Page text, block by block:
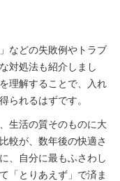
などの失敗例やトラブ
対処法も紹介しまし
理解することで、入れ
られるはずです。
生活の質そのものに大
較が、数年後の快適さ
、自分に最もふさわし
「とりあえず」で済ま